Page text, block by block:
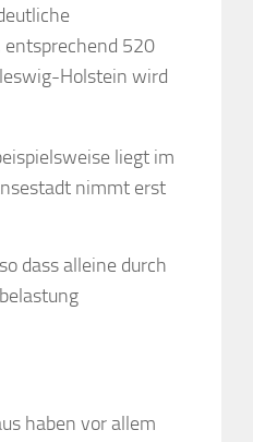
entsprechend 520
Holstein wird
liegt im
nimmt erst
dass alleine durch
haben vor allem